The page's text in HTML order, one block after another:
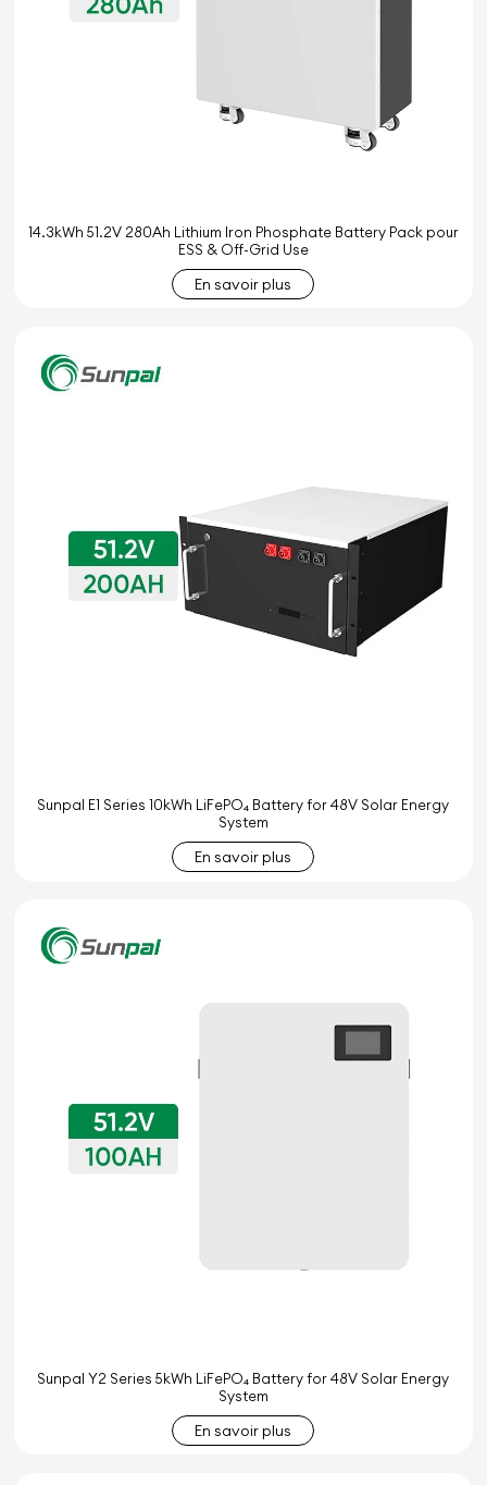
14.3kWh 51.2V 280Ah Lithium Iron Phosphate Battery Pack pour
ESS & Off-Grid Use
En savoir plus
Sunpal E1 Series 10kWh LiFePO₄ Battery for 48V Solar Energy
System
En savoir plus
Sunpal Y2 Series 5kWh LiFePO₄ Battery for 48V Solar Energy
System
En savoir plus